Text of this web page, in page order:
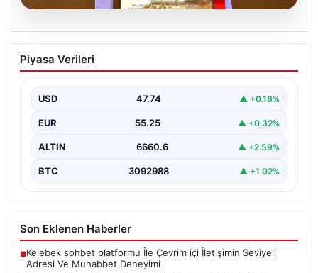
07.08.2026
İspanya Süper Kupası İstanbul’da
Heyecan Dalga Dalga Yayılıyor!
büyük bir organizasyona ev sahipliği yapmaya
hazırlanıyor. İspanya…
Piyasa Verileri
USD 47.74 ▲ +0.18%
EUR 55.25 ▲ +0.32%
ALTIN 6660.6 ▲ +2.59%
BTC 3092988 ▲ +1.02%
Son Eklenen Haberler
■Kelebek sohbet platformu İle Çevrim içi İletişimin Seviyeli
Adresi Ve Muhabbet Deneyimi